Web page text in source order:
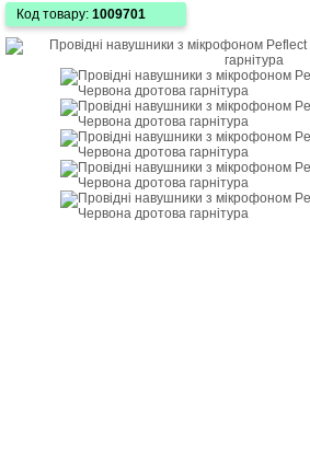
Код товару: 1009701